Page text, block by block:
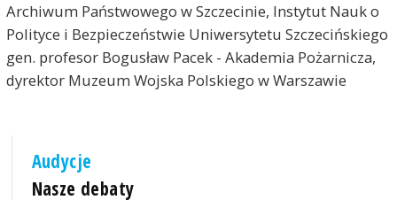
Archiwum Państwowego w Szczecinie, Instytut Nauk o
Polityce i Bezpieczeństwie Uniwersytetu Szczecińskiego
gen. profesor Bogusław Pacek - Akademia Pożarnicza,
dyrektor Muzeum Wojska Polskiego w Warszawie
Audycje
Nasze debaty